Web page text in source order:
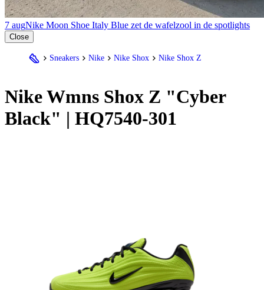
7 augNike Moon Shoe Italy Blue zet de wafelzool in de spotlights
Close
Sneakers Nike Nike Shox Nike Shox Z
NikeWmns Shox Z "Cyber
Black" | HQ7540-301